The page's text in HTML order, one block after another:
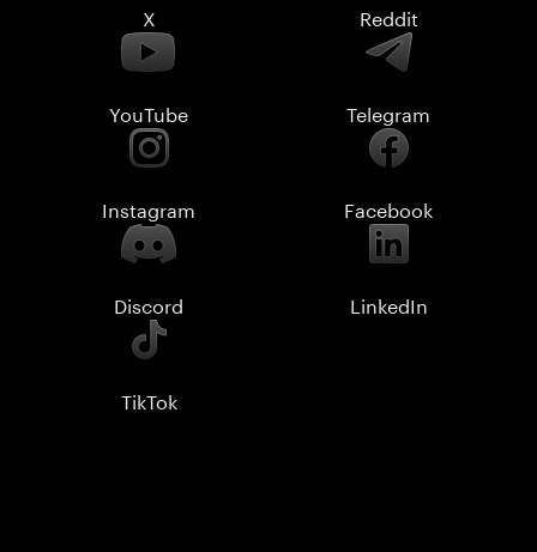
X Reddit
YouTube Telegram
Instagram Facebook
Discord LinkedIn
TikTok